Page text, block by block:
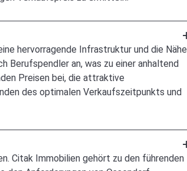
hervorragende Infrastruktur und die Nähe
Berufspendler an, was zu einer anhaltend
Preisen bei, die attraktive
des optimalen Verkaufszeitpunkts und
Citak Immobilien gehört zu den führenden